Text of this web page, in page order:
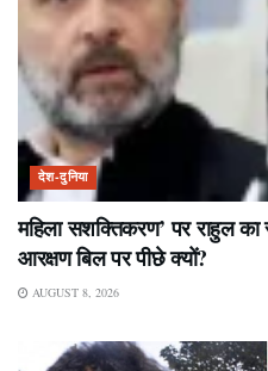
देश-दुनिया
महिला सशक्तिकरण’ पर राहुल
आरक्षण बिल पर पीछे क्यों?
AUGUST 8, 2026